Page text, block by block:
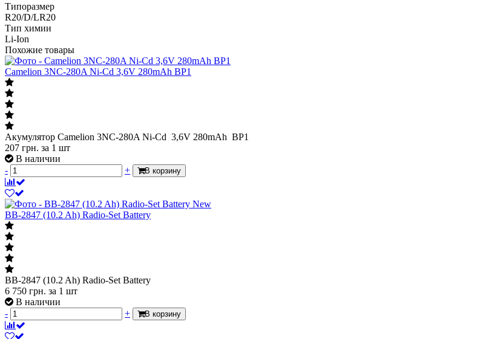
Типоразмер
R20/D/LR20
Тип химии
Li-Ion
Похожие товары
Camelion 3NC-280A Ni-Cd 3,6V 280mAh BP1
Акумулятор Camelion 3NC-280A Ni-Cd 3,6V 280mAh BP1
207 грн. за 1 шт
В наличии
-
+ В корзину
New
BB-2847 (10.2 Ah) Radio-Set Battery
BB-2847 (10.2 Ah) Radio-Set Battery
6 750 грн. за 1 шт
В наличии
-
+ В корзину